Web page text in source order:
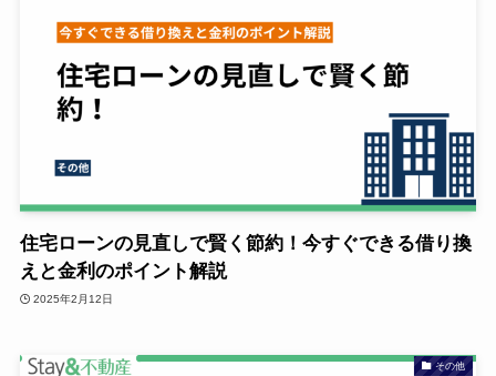
住宅ローンの見直しで賢く節約！今すぐできる借り換
えと金利のポイント解説
2025年2月12日
その他